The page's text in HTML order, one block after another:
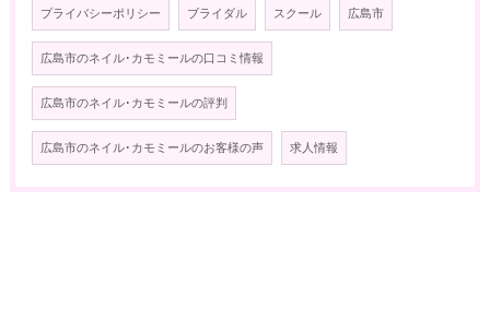
プライバシーポリシー ブライダル スクール 広島市
広島市のネイル･カモミールの口コミ情報
広島市のネイル･カモミールの評判
広島市のネイル･カモミールのお客様の声 求人情報